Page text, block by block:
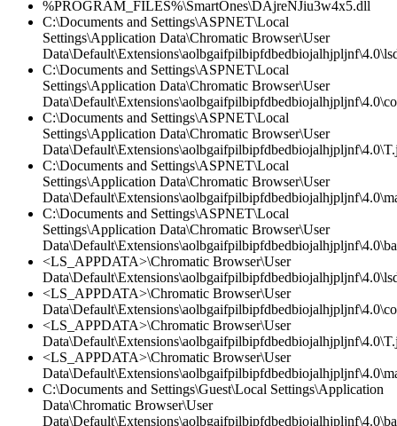
%PROGRAM_FILES%\SmartOnes\DAjreNJiu3w4x5.dll
C:\Documents and Settings\ASPNET\Local
Settings\Application Data\Chromatic Browser\User
C:\Documents and Settings\ASPNET\Local
Settings\Application Data\Chromatic Browser\User
C:\Documents and Settings\ASPNET\Local
Settings\Application Data\Chromatic Browser\User
C:\Documents and Settings\ASPNET\Local
Settings\Application Data\Chromatic Browser\User
C:\Documents and Settings\ASPNET\Local
Settings\Application Data\Chromatic Browser\User
<LS_APPDATA>\Chromatic Browser\User
<LS_APPDATA>\Chromatic Browser\User
<LS_APPDATA>\Chromatic Browser\User
<LS_APPDATA>\Chromatic Browser\User
C:\Documents and Settings\Guest\Local Settings\Application
Data\Chromatic Browser\User